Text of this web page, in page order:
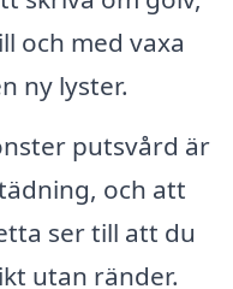
och med vaxa
ny lyster.
putsvård är
och att
ser till att du
utan ränder.